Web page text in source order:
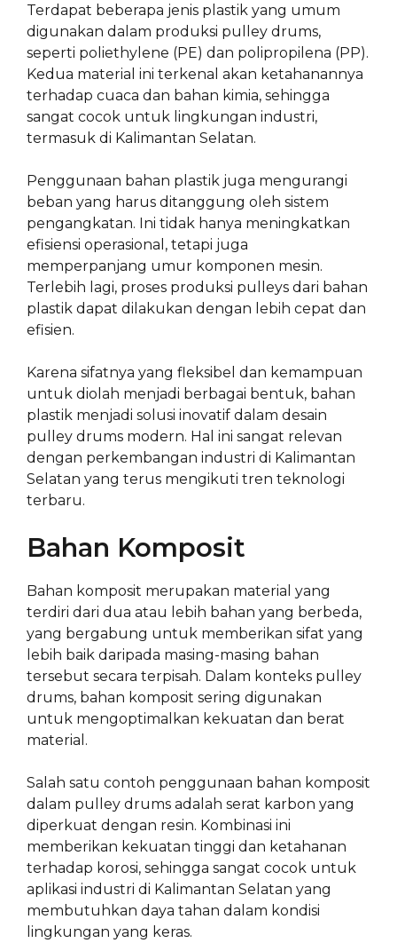
Terdapat beberapa jenis plastik yang umum
digunakan dalam produksi pulley drums,
seperti poliethylene (PE) dan polipropilena (PP).
Kedua material ini terkenal akan ketahanannya
terhadap cuaca dan bahan kimia, sehingga
sangat cocok untuk lingkungan industri,
termasuk di Kalimantan Selatan.
Penggunaan bahan plastik juga mengurangi
beban yang harus ditanggung oleh sistem
pengangkatan. Ini tidak hanya meningkatkan
efisiensi operasional, tetapi juga
memperpanjang umur komponen mesin.
Terlebih lagi, proses produksi pulleys dari bahan
plastik dapat dilakukan dengan lebih cepat dan
efisien.
Karena sifatnya yang fleksibel dan kemampuan
untuk diolah menjadi berbagai bentuk, bahan
plastik menjadi solusi inovatif dalam desain
pulley drums modern. Hal ini sangat relevan
dengan perkembangan industri di Kalimantan
Selatan yang terus mengikuti tren teknologi
terbaru.
Bahan Komposit
Bahan komposit merupakan material yang
terdiri dari dua atau lebih bahan yang berbeda,
yang bergabung untuk memberikan sifat yang
lebih baik daripada masing-masing bahan
tersebut secara terpisah. Dalam konteks pulley
drums, bahan komposit sering digunakan
untuk mengoptimalkan kekuatan dan berat
material.
Salah satu contoh penggunaan bahan komposit
dalam pulley drums adalah serat karbon yang
diperkuat dengan resin. Kombinasi ini
memberikan kekuatan tinggi dan ketahanan
terhadap korosi, sehingga sangat cocok untuk
aplikasi industri di Kalimantan Selatan yang
membutuhkan daya tahan dalam kondisi
lingkungan yang keras.